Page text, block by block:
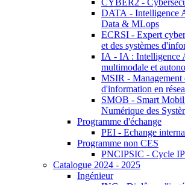
CYBER2 -
DATA - Intelligence
Data & MLops
ECRSI - Expert
et des systèmes
IA - IA : Intelligence
multimodale et
MSIR - Management
d'information en
SMOB - Smart
Numérique des
Programme d'échange
PEI - Echange
Programme non CES
PNCIPSIC - Cycle
Catalogue 2024 - 2025
Ingénieur